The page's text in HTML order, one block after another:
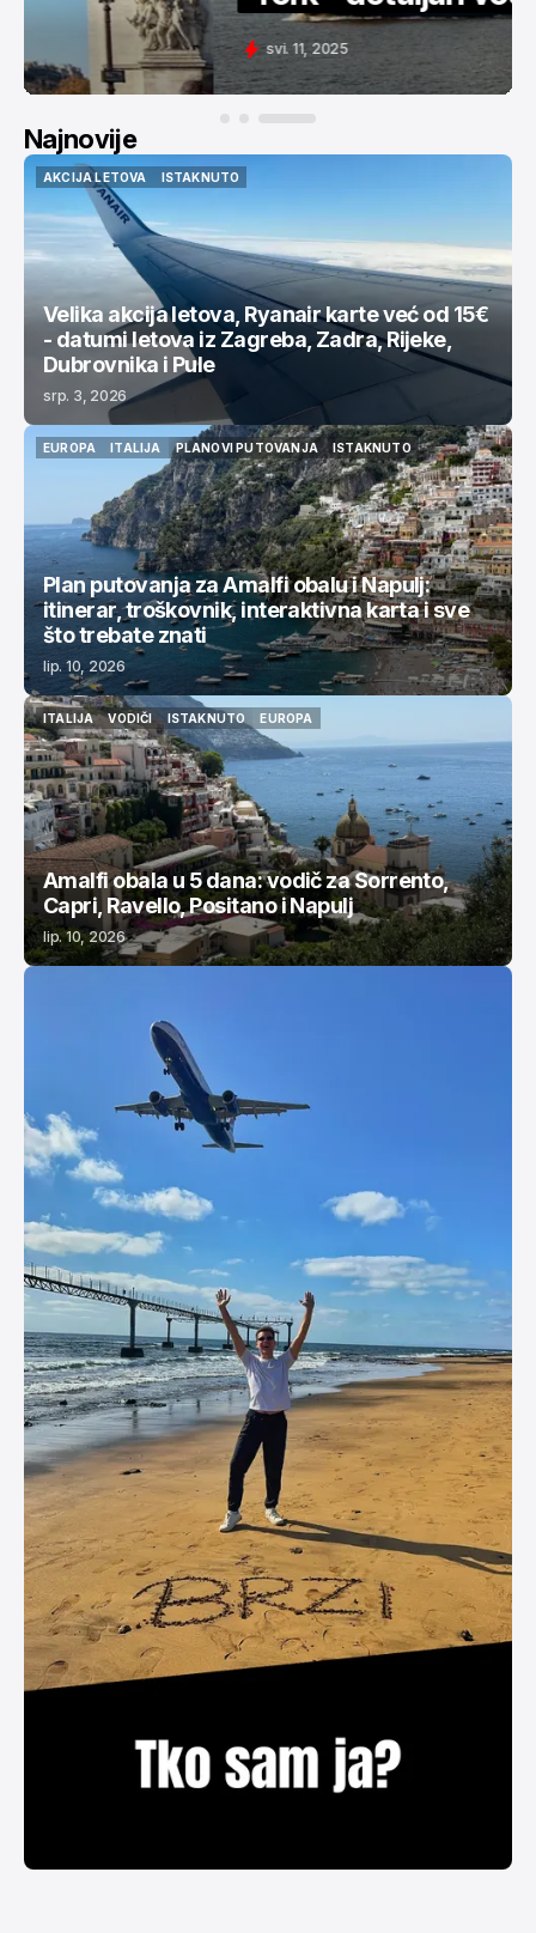
svi. 11, 2025
Najnovije
AKCIJA LETOVA
AKCIJA LETOVA
ISTAKNUTO
Velika akcija letova, Ryanair karte već od 15€
- datumi letova iz Zagreba, Zadra, Rijeke,
Dubrovnika i Pule
srp. 3, 2026
EUROPA
ITALIJA
ITALIJA
PLANOVI PUTOVANJA
PLANOVI PUTOVANJA
ISTAKNUTO
ISTAKNUTO
Plan putovanja za Amalfi obalu i Napulj:
itinerar, troškovnik, interaktivna karta i sve
što trebate znati
lip. 10, 2026
ITALIJA
ITALIJA
VODIČI
VODIČI
ISTAKNUTO
ISTAKNUTO
EUROPA
EUROPA
Amalfi obala u 5 dana: vodič za Sorrento,
Capri, Ravello, Positano i Napulj
lip. 10, 2026